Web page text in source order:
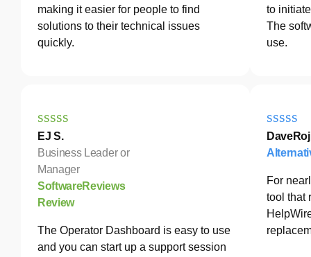
making it easier for people to find
solutions to their technical issues
quickly.
to
The
use.
EJ S.
Business Leader or
Manager
SoftwareReviews
Review
The Operator Dashboard is easy to use
and you can start up a support session
DaveRoj
For
tool that